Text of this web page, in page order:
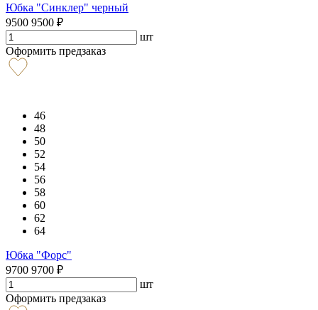
Юбка "Синклер" черный
9500 9500 ₽
шт
Оформить предзаказ
46
48
50
52
54
56
58
60
62
64
Юбка "Форс"
9700 9700 ₽
шт
Оформить предзаказ